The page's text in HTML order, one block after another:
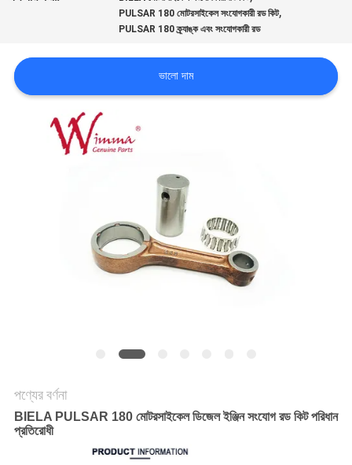
অনুরোধ
করুন
সাইটম্যাপ
PULSAR 180 মোটরসাইকেল সংযোগকারী রড কিট,
PULSAR 180 ক্র্যাঙ্ক এবং সংযোগকারী রড
ভালো দাম
পণ্যের বর্ণনা
BIELA PULSAR 180 মোটরসাইকেল ডিজেল ইঞ্জিন সংযোগ রড কিট পরিধান
প্রতিরোধী